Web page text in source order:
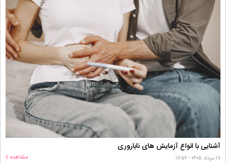
آشنایی با انواع آزمایش های ناباروری
۱۷ مرداد ۱۴۰۵ - ۱۷:۵۲ مشاهده